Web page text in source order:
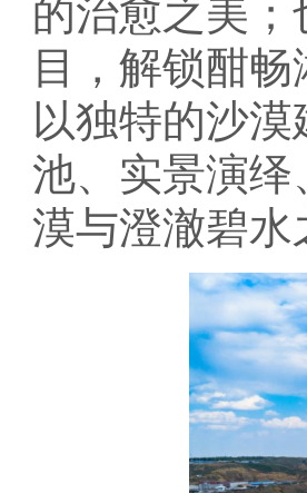
的治愈之美
目，解锁酣
以独特的沙
池、实景演
漠与澄澈碧